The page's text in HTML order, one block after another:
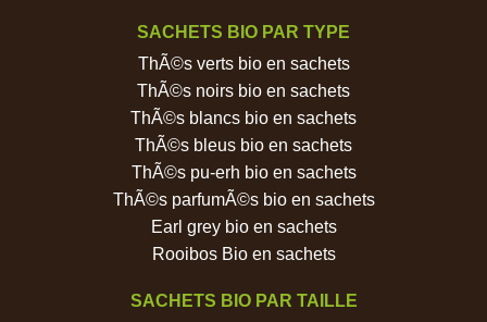
SACHETS BIO PAR TYPE
ThÃ©s verts bio en sachets
ThÃ©s noirs bio en sachets
ThÃ©s blancs bio en sachets
ThÃ©s bleus bio en sachets
ThÃ©s pu-erh bio en sachets
ThÃ©s parfumÃ©s bio en sachets
Earl grey bio en sachets
Rooibos Bio en sachets
SACHETS BIO PAR TAILLE